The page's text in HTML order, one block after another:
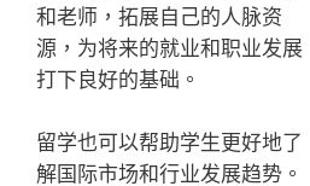
和老师，拓展自己的人脉资
源，为将来的就业和职业发展
打下良好的基础。
留学也可以帮助学生更好地了
解国际市场和行业发展趋势。